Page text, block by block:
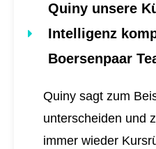
Quiny unsere
Intelligenz
Boersenpaar
Quiny sagt zum
unterscheiden und
immer wieder